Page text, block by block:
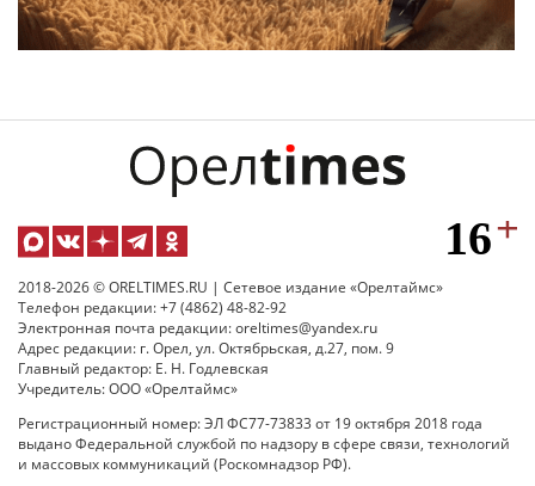
2018-2026 © ORELTIMES.RU | Сетевое издание «Орелтаймс»
Телефон редакции: +7 (4862) 48-82-92
Электронная почта редакции: oreltimes@yandex.ru
Адрес редакции: г. Орел, ул. Октябрьская, д.27, пом. 9
Главный редактор: Е. Н. Годлевская
Учредитель: ООО «Орелтаймс»
Регистрационный номер: ЭЛ ФС77-73833 от 19 октября 2018 года
выдано Федеральной службой по надзору в сфере связи, технологий
и массовых коммуникаций (Роскомнадзор РФ).